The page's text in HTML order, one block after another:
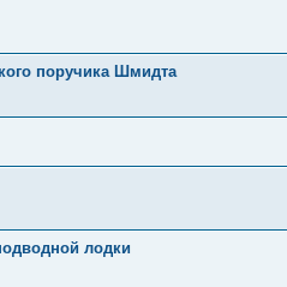
поручика Шмидта
лодки